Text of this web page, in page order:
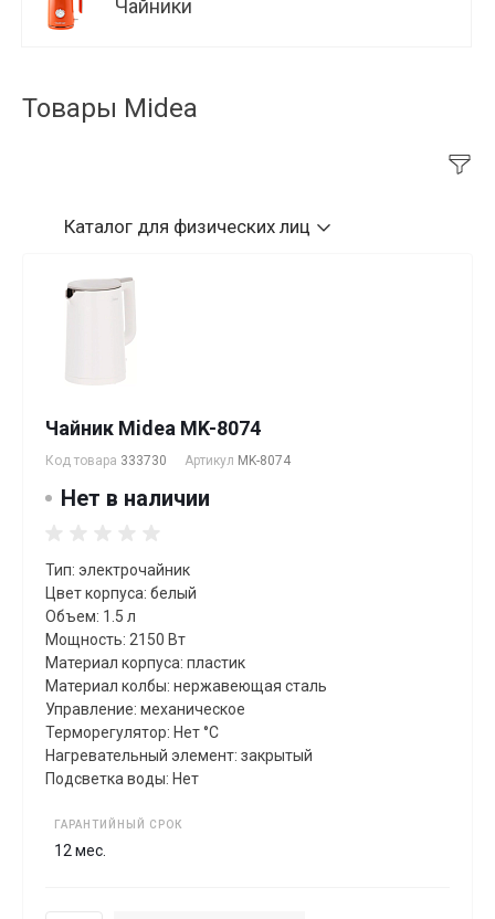
Чайники
Товары Midea
Каталог для физических лиц
Чайник Midea MK-8074
Код товара 333730 Артикул MK-8074
Нет в наличии
Тип: электрочайник
Цвет корпуса: белый
Объем: 1.5 л
Мощность: 2150 Вт
Материал корпуса: пластик
Материал колбы: нержавеющая сталь
Управление: механическое
Терморегулятор: Нет °C
Нагревательный элемент: закрытый
Подсветка воды: Нет
ГАРАНТИЙНЫЙ СРОК
12 мес.